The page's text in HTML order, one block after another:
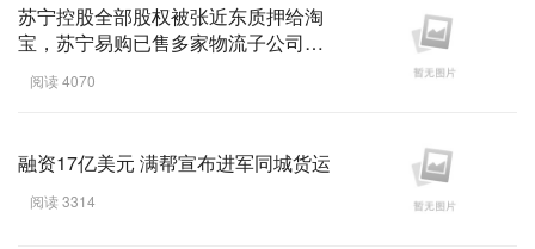
苏宁控股全部股权被张近东质押给淘
宝，苏宁易购已售多家物流子公司，
对苏宁物流集团有 ...
阅读 4070
融资17亿美元 满帮宣布进军同城货运
阅读 3314